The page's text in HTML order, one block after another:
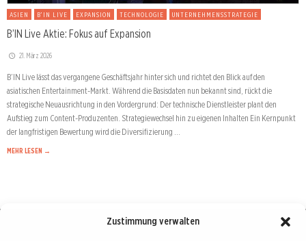
Zustimmung verwalten
ASIEN B’IN LIVE EXPANSION TECHNOLOGIE UNTERNEHMENSSTRATEGIE
B’IN Live Aktie: Fokus auf Expansion
21. März 2026
B’IN Live lässt das vergangene Geschäftsjahr hinter sich und richtet den Blick auf den
asiatischen Entertainment-Markt. Während die Basisdaten nun bekannt sind, rückt die
strategische Neuausrichtung in den Vordergrund: Der technische Dienstleister plant den
Aufstieg zum Content-Produzenten. Strategiewechsel hin zu eigenen Inhalten Ein Kernpunkt
der langfristigen Bewertung wird die Diversifizierung …
MEHR LESEN →
Börse : lokal, international, global